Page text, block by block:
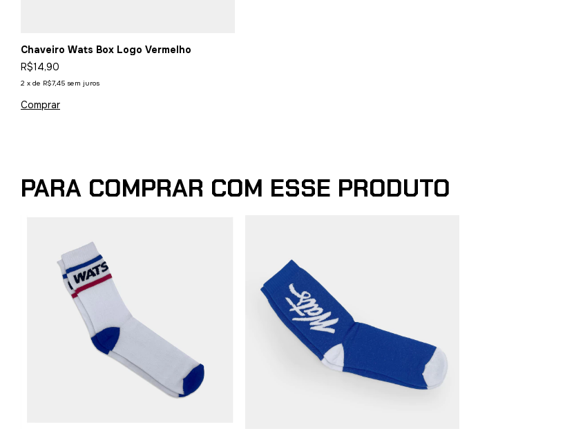
Chaveiro Wats Box Logo Vermelho
R$14,90
2 x de R$7,45 sem juros
PARA COMPRAR COM ESSE PRODUTO